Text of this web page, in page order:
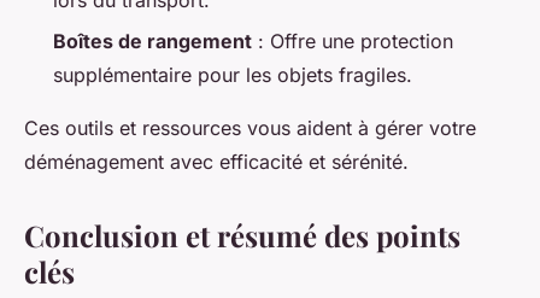
Boîtes de rangement : Offre une protection
supplémentaire pour les objets fragiles.
Ces outils et ressources vous aident à gérer votre
déménagement avec efficacité et sérénité.
Conclusion et résumé des points
clés